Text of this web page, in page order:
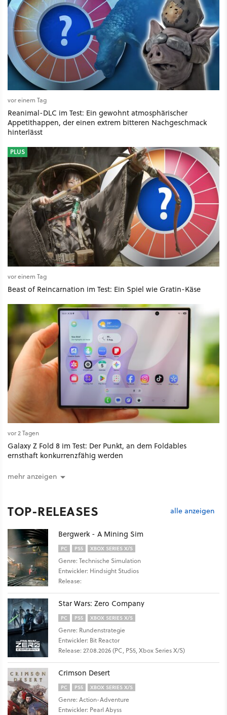
vor einem Tag
Reanimal-DLC im Test: Ein gewohnt atmosphärischer
Appetithappen, der einen extrem bitteren Nachgeschmack
hinterlässt
PLUS
vor einem Tag
Beast of Reincarnation im Test: Ein Spiel wie Gratin-Käse
vor 2 Tagen
Galaxy Z Fold 8 im Test: Der Punkt, an dem Foldables
ernsthaft konkurrenzfähig werden
mehr anzeigen
TOP-RELEASES alle anzeigen
Bergwerk - A Mining Sim
PC PS5 XBOX SERIES X/S
Genre: Technische Simulation
Entwickler: Hindsight Studios
Release:
Star Wars: Zero Company
PC PS5 XBOX SERIES X/S
Genre: Rundenstrategie
Entwickler: Bit Reactor
Release: 27.08.2026 (PC, PS5, Xbox Series X/S)
Crimson Desert
PC PS5 XBOX SERIES X/S
Genre: Action-Adventure
Entwickler: Pearl Abyss